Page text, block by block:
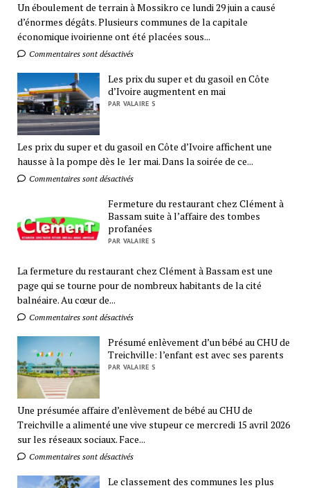
Un éboulement de terrain à Mossikro ce lundi 29 juin a causé
d’énormes dégâts. Plusieurs communes de la capitale
économique ivoirienne ont été placées sous...
Commentaires sont désactivés
Les prix du super et du gasoil en Côte
d’Ivoire augmentent en mai
PAR VALAIRE S
Les prix du super et du gasoil en Côte d’Ivoire affichent une
hausse à la pompe dès le 1er mai. Dans la soirée de ce...
Commentaires sont désactivés
Fermeture du restaurant chez Clément à
Bassam suite à l’affaire des tombes
profanées
PAR VALAIRE S
La fermeture du restaurant chez Clément à Bassam est une
page qui se tourne pour de nombreux habitants de la cité
balnéaire. Au cœur de...
Commentaires sont désactivés
Présumé enlèvement d’un bébé au CHU de
Treichville: l’enfant est avec ses parents
PAR VALAIRE S
Une présumée affaire d’enlèvement de bébé au CHU de
Treichville a alimenté une vive stupeur ce mercredi 15 avril 2026
sur les réseaux sociaux. Face...
Commentaires sont désactivés
Le classement des communes les plus